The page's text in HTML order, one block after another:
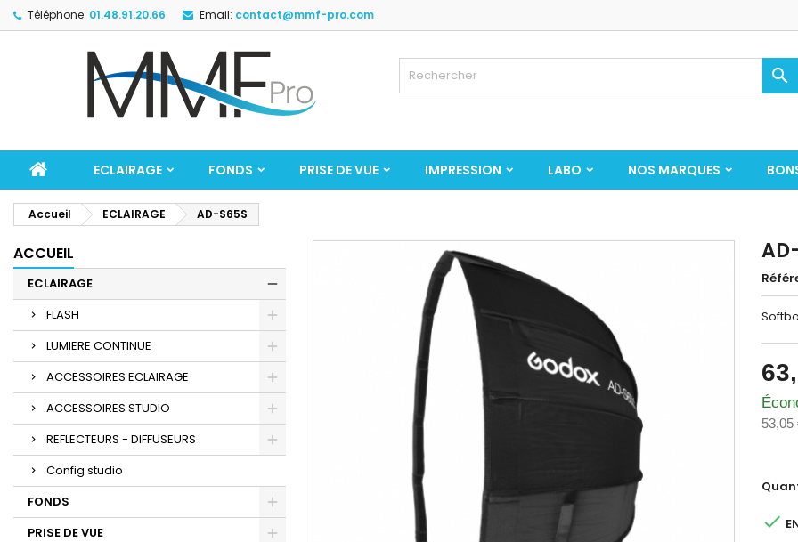
Téléphone: 01.48.91.20.66 Email: contact@mmf-pro.com

ECLAIRAGE FONDS PRISE DE VUE IMPRESSION LABO NOS MARQUES
Accueil ECLAIRAGE AD-S65S
ACCUEIL
ECLAIRAGE
FLASH
LUMIERE CONTINUE
ACCESSOIRES ECLAIRAGE
ACCESSOIRES STUDIO
REFLECTEURS - DIFFUSEURS
Config studio
FONDS
PRISE DE VUE
53,05
